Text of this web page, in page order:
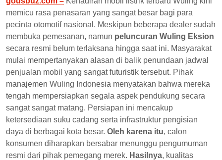
memicu rasa penasaran yang sangat besar bagi para
pecinta otomotif nasional. Meskipun beberapa dealer sudah
membuka pemesanan, namun peluncuran Wuling Eksion
secara resmi belum terlaksana hingga saat ini. Masyarakat
mulai mempertanyakan alasan di balik penundaan jadwal
penjualan mobil yang sangat futuristik tersebut. Pihak
manajemen Wuling Indonesia menyatakan bahwa mereka
tengah mempersiapkan segala aspek pendukung secara
sangat sangat matang. Persiapan ini mencakup
ketersediaan suku cadang serta infrastruktur pengisian
daya di berbagai kota besar. Oleh karena itu, calon
konsumen diharapkan bersabar menunggu pengumuman
resmi dari pihak pemegang merek. Hasilnya, kualitas